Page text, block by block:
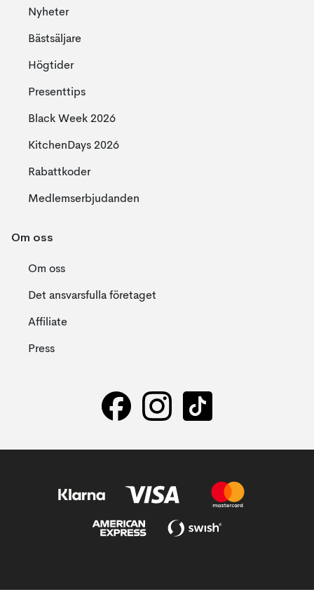
Nyheter
Bästsäljare
Högtider
Presenttips
Black Week 2026
KitchenDays 2026
Rabattkoder
Medlemserbjudanden
Om oss
Om oss
Det ansvarsfulla företaget
Affiliate
Press